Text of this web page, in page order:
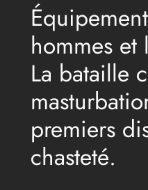
hommes et
La bataille
premiers
chasteté.